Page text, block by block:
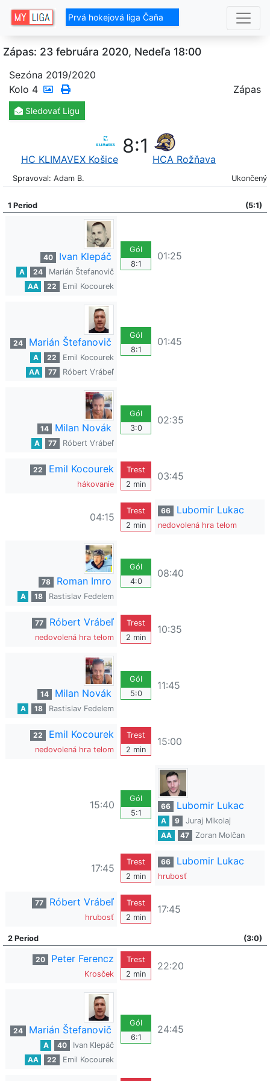
Prvá hokejová liga Čaňa
Zápas: 23 februára 2020, Nedeľa 18:00
Sezóna 2019/2020
Kolo 4 Zápas
Sledovať Ligu
HC KLIMAVEX Košice
8:1
HCA Rožňava
Spravoval: Adam B. Ukončený
1 Period (5:1)
40 Ivan Klepáč
A 24
Marián Štefanovič
AA
22 Emil Kocourek
Gól
8:1
01:25
24 Marián Štefanovič
A 22
Emil Kocourek
AA
77 Róbert Vrábeľ
Gól
8:1
01:45
14 Milan Novák
A 77 Róbert Vrábeľ
Gól
3:0
02:35
22 Emil Kocourek
hákovanie
Trest
2 min
03:45
04:15
Trest
2 min
66 Lubomir Lukac
nedovolená hra telom
78 Roman Imro
A 18 Rastislav Fedelem
Gól
4:0
08:40
77 Róbert Vrábeľ
nedovolená hra telom
Trest
2 min
10:35
14 Milan Novák
A 18 Rastislav Fedelem
Gól
5:0
11:45
22 Emil Kocourek
nedovolená hra telom
Trest
2 min
15:00
15:40
Gól
5:1
66 Lubomir Lukac
A 9
Juraj Mikolaj
AA
47 Zoran Molčan
17:45
Trest
2 min
66 Lubomir Lukac
hrubosť
77 Róbert Vrábeľ
hrubosť
Trest
2 min
17:45
2 Period (3:0)
20 Peter Ferencz
Krosček
Trest
2 min
22:20
24 Marián Štefanovič
A 40
Ivan Klepáč
AA
22 Emil Kocourek
Gól
6:1
24:45